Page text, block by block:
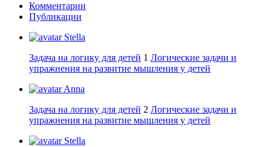
Комментарии
Публикации
Stella
Задача на логику для детей 1 Логические задачи и
упражнения на развитие мышления у детей
Anna
Задача на логику для детей 2 Логические задачи и
упражнения на развитие мышления у детей
Stella